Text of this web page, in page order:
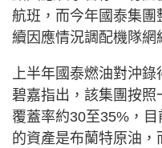
航班，而今年國泰集
續因應情況調配機隊網
上半年國泰燃油對沖
碧嘉指出，該集團按
覆蓋率約30至35%，
的資產是布蘭特原油